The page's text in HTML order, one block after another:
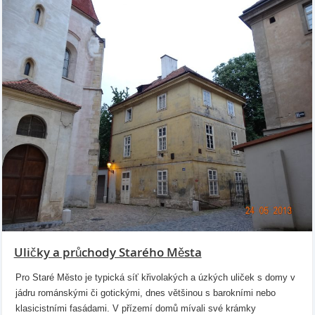
Uličky a průchody Starého Města
Pro Staré Město je typická síť křivolakých a úzkých uliček s domy v
jádru románskými či gotickými, dnes většinou s barokními nebo
klasicistními fasádami. V přízemí domů mívali své krámky